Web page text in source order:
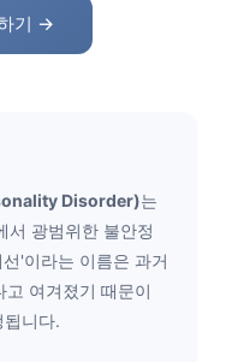
기 →
Disorder)는
서 광범위한 불안정
'이라는 이름은 과거
여겨졌기 때문이
니다.